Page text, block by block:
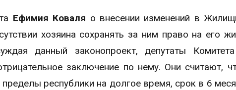
Ефимия Коваля о внесении изменений в
хозяина сохранять за ним право на его
данный законопроект, депутаты
заключение по нему. Они считают,
республики на долгое время, срок в 6